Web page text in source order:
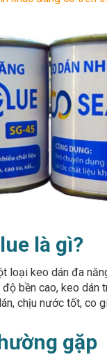
là gì?
loại keo dán đa
bền cao, keo dán
chịu nước tốt, co
gặp